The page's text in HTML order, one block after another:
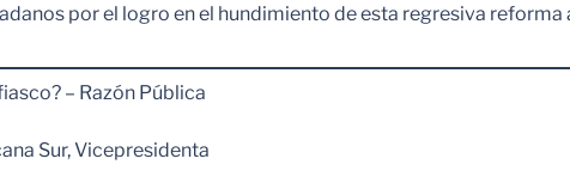
por el logro en el hundimiento de esta regresiva reforma
– Razón Pública
Sur, Vicepresidenta